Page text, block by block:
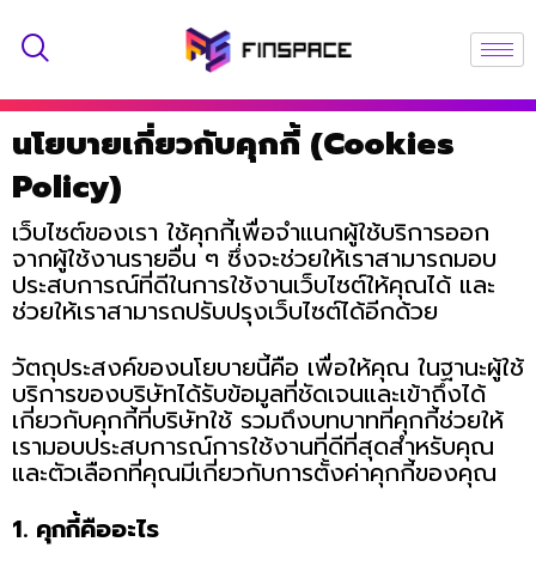
นโยบายเกี่ยวกับคุกกี้ (Cookies
Policy)
เว็บไซต์ของเรา ใช้คุกกี้เพื่อจำแนกผู้ใช้บริการออก
จากผู้ใช้งานรายอื่น ๆ ซึ่งจะช่วยให้เราสามารถมอบ
ประสบการณ์ที่ดีในการใช้งานเว็บไซต์ให้คุณได้ และ
ช่วยให้เราสามารถปรับปรุงเว็บไซต์ได้อีกด้วย
วัตถุประสงค์ของนโยบายนี้คือ เพื่อให้คุณ ในฐานะผู้ใช้
บริการของบริษัทได้รับข้อมูลที่ชัดเจนและเข้าถึงได้
เกี่ยวกับคุกกี้ที่บริษัทใช้ รวมถึงบทบาทที่คุกกี้ช่วยให้
เรามอบประสบการณ์การใช้งานที่ดีที่สุดสำหรับคุณ
และตัวเลือกที่คุณมีเกี่ยวกับการตั้งค่าคุกกี้ของคุณ
1. คุกกี้คืออะไร